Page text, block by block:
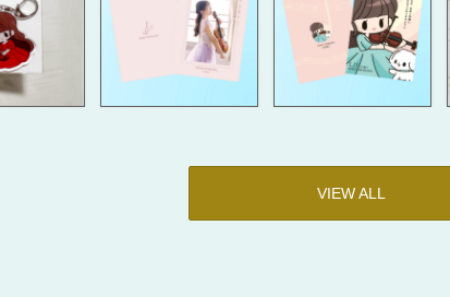
VIEW ALL